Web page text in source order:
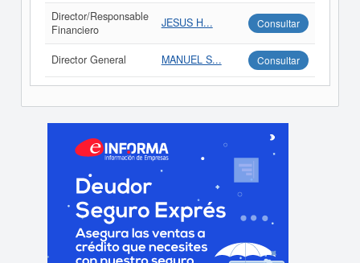
Director/Responsable
Financiero
JESUS H... Consultar
Director General MANUEL S... Consultar